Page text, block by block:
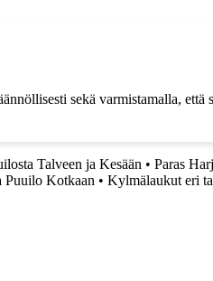
sekä varmistamalla,
Talveen ja Kesään • Paras
Puuilo Kotkaan • Kylmälaukut eri